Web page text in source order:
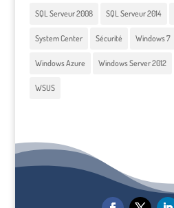
SQL Serveur 2008 SQL Serveur 2014
System Center Sécurité Windows 7
Windows Azure Windows Server 2012
WSUS